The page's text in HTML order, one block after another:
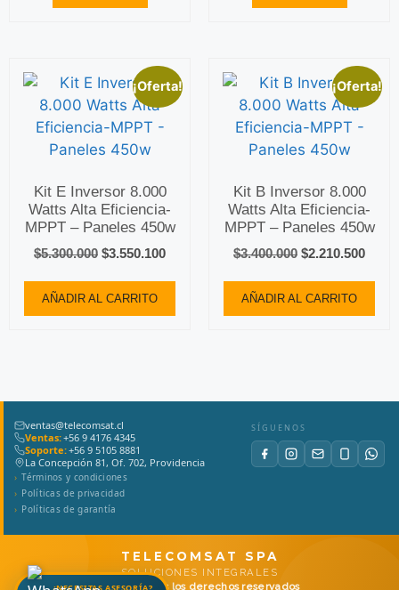
¡Oferta!
Kit E Inversor 8.000
Watts Alta Eficiencia-
MPPT – Paneles 450w
$5.300.000 $3.550.100
AÑADIR AL CARRITO
¡Oferta!
Kit B Inversor 8.000
Watts Alta Eficiencia-
MPPT – Paneles 450w
$3.400.000 $2.210.500
AÑADIR AL CARRITO
ventas@telecomsat.cl
Ventas:+56 9 4176 4345
Soporte:+56 9 5105 8881
La Concepción 81, Of. 702, Providencia
SÍGUENOS
Términos y condiciones
Políticas de privacidad
Políticas de garantía
TELECOMSAT SPA
SOLUCIONES INTEGRALES
© 2026Todos los derechos reservados
¿NECESITAS ASESORÍA?